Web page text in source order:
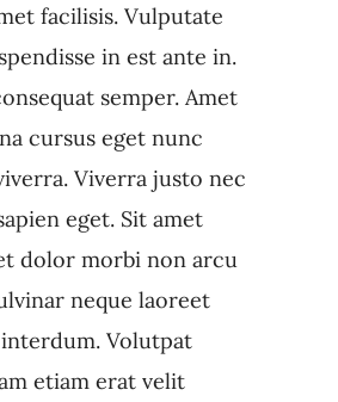
facilisis. Vulputate
in est ante in.
semper. Amet
cursus eget nunc
Viverra justo nec
eget. Sit amet
dolor morbi non arcu
neque laoreet
interdum. Volutpat
etiam erat velit